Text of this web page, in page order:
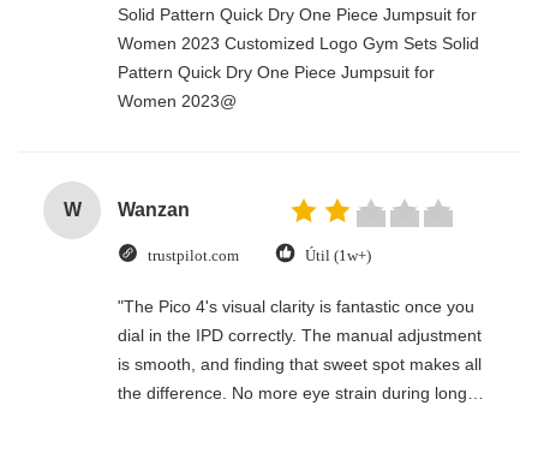
Solid Pattern Quick Dry One Piece Jumpsuit for
Women 2023 Customized Logo Gym Sets Solid
Pattern Quick Dry One Piece Jumpsuit for
Women 2023@
W Wanzan
trustpilot.com Útil (1w+)
"The Pico 4's visual clarity is fantastic once you
dial in the IPD correctly. The manual adjustment
is smooth, and finding that sweet spot makes all
the difference. No more eye strain during long